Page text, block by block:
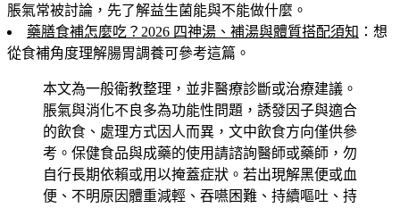
脹氣常被討論，先了解益生菌能與不能做什麼。
藥膳食補怎麼吃？2026 四神湯、補湯與體質搭配須知 ：想
從食補角度理解腸胃調養可參考這篇。
本文為一般衛教整理，並非醫療診斷或治療建議。
脹氣與消化不良多為功能性問題，誘發因子與適合
的飲食、處理方式因人而異，文中飲食方向僅供參
考。保健食品與成藥的使用請諮詢醫師或藥師，勿
自行長期依賴或用以掩蓋症狀。若出現解黑便或血
便、不明原因體重減輕、吞嚥困難、持續嘔吐、持